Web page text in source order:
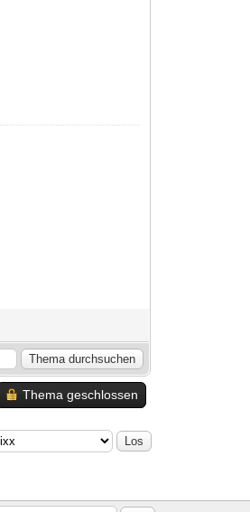
Thema geschlossen